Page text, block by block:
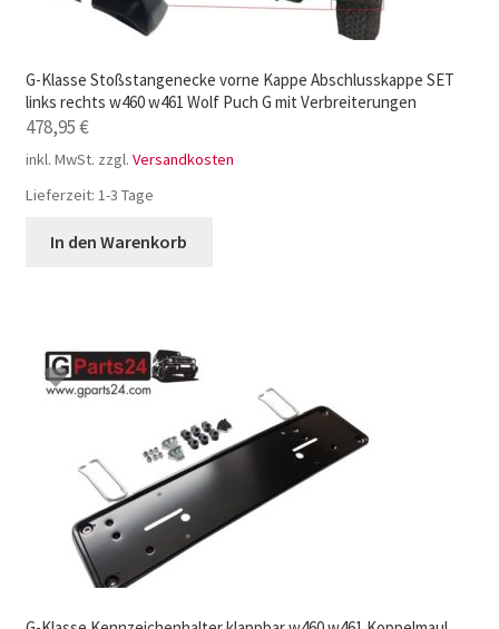
G-Klasse Stoßstangenecke vorne Kappe Abschlusskappe SET
links rechts w460 w461 Wolf Puch G mit Verbreiterungen
478,95€
inkl. MwSt. zzgl. Versandkosten
Lieferzeit: 1-3 Tage
In den Warenkorb